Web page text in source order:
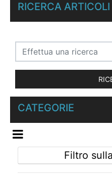
RICERCA ARTICOLI
CATEGORIE
OPEN MENU
Filtro